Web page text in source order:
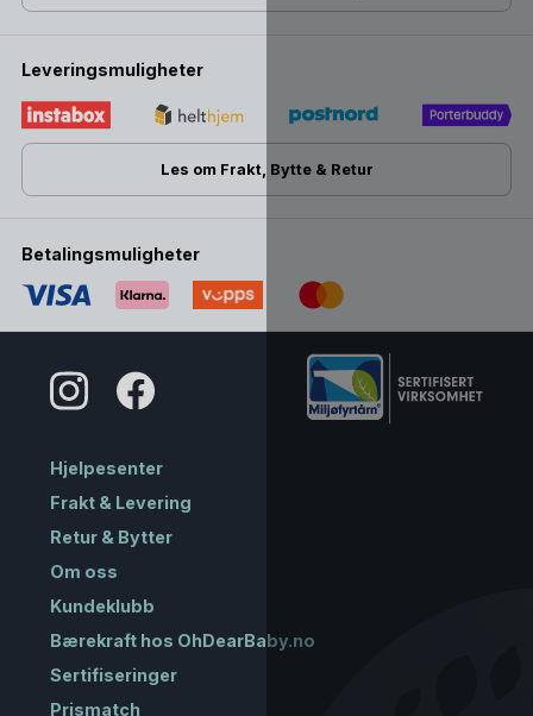
Leveringsmuligheter
Les om Frakt, Bytte & Retur
Betalingsmuligheter
Hjelpesenter
Frakt & Levering
Retur & Bytter
Om oss
Kundeklubb
Bærekraft hos OhDearBaby.no
Sertifiseringer
Prismatch